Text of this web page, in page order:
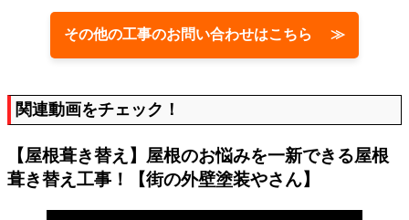
その他の工事のお問い合わせはこちら ≫
関連動画をチェック！
【屋根葺き替え】屋根のお悩みを一新できる屋根
葺き替え工事！【街の外壁塗装やさん】